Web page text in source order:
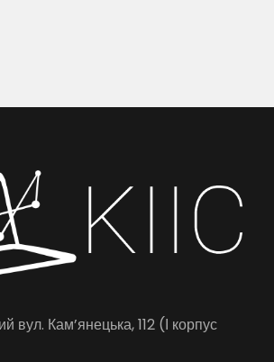
вул. Кам’янецька, 112 (І корпус